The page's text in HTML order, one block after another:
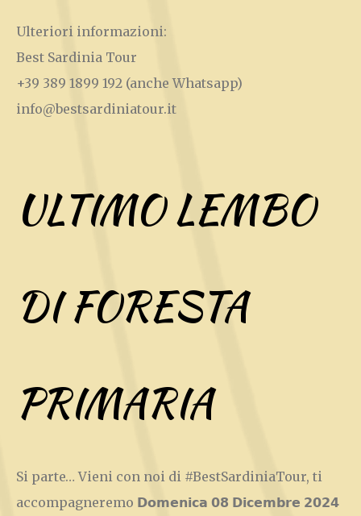
Ulteriori informazioni:
Best Sardinia Tour
+39 389 1899 192 (anche Whatsapp)
info@bestsardiniatour.it
ULTIMO LEMBO
DI FORESTA
PRIMARIA
Si parte… Vieni con noi di #BestSardiniaTour, ti
accompagneremo 𝗗𝗼𝗺𝗲𝗻𝗶𝗰𝗮 𝟬𝟴 𝗗𝗶𝗰𝗲𝗺𝗯𝗿𝗲 𝟮𝟬𝟮𝟰